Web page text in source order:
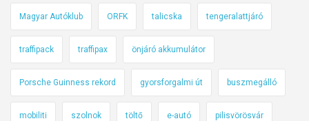
Magyar Autóklub ORFK talicska tengeralattjáró
traffipack traffipax önjáró akkumulátor
Porsche Guinness rekord gyorsforgalmi út buszmegálló
mobiliti szolnok töltő e-autó pilisvörösvár